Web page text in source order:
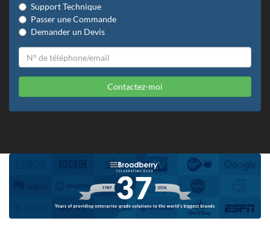
Support Technique
Passer une Commande
Demander un Devis
Contactez-moi